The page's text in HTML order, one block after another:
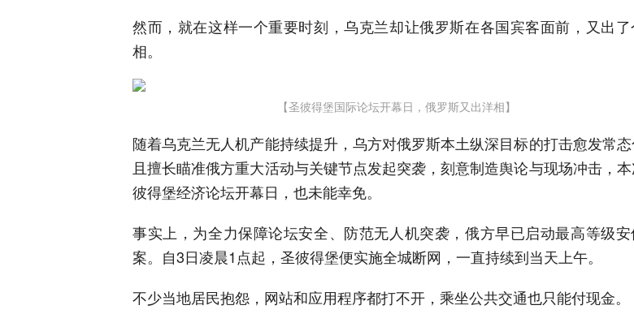
然而，就在这样一个重要时刻，乌克兰却让俄罗斯在各国宾客面前，又出
相。
【圣彼得堡国际论坛开幕日，俄罗斯又出洋相】
随着乌克兰无人机产能持续提升，乌方对俄罗斯本土纵深目标的打击愈发常态
且擅长瞄准俄方重大活动与关键节点发起突袭，刻意制造舆论与现场冲击，
彼得堡经济论坛开幕日，也未能幸免。
事实上，为全力保障论坛安全、防范无人机突袭，俄方早已启动最高等级
案。自3日凌晨1点起，圣彼得堡便实施全城断网，一直持续到当天上午。
不少当地居民抱怨，网站和应用程序都打不开，乘坐公共交通也只能付现金。